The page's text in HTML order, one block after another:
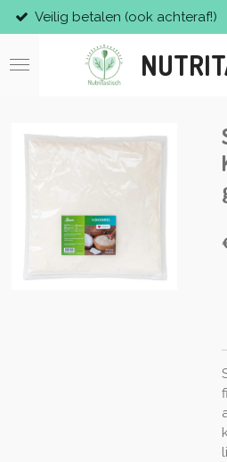
Ga
direct
naar
Veilig betalen (ook achteraf!)